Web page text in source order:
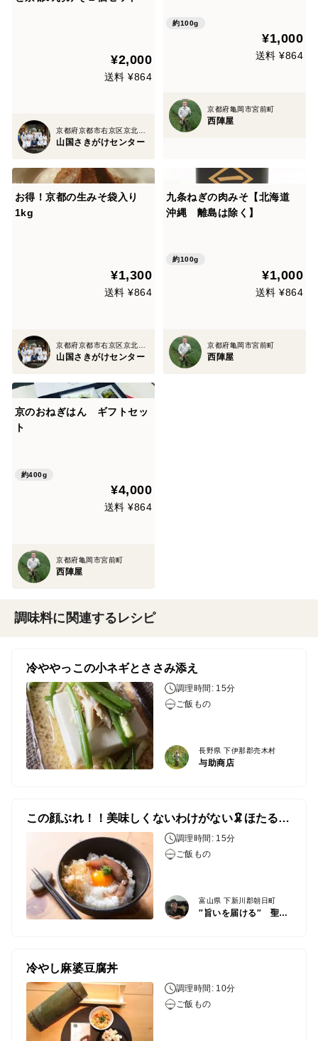
¥2,000
送料 ¥864
山国さきがけセンター
約100g
¥1,000
送料 ¥864
京都府亀岡市宮前町
西陣屋
お得！京都の生みそ袋入り
1kg
¥1,300
送料 ¥864
山国さきがけセンター
九条ねぎの肉みそ【北海道
沖縄 離島は除く】
約100g
¥1,000
送料 ¥864
京都府亀岡市宮前町
西陣屋
京のおねぎはん ギフトセッ
ト
約400g
¥4,000
送料 ¥864
京都府亀岡市宮前町
西陣屋
調味料に関連するレシピ
冷ややっこの小ネギとささみ添え
調理時間: 15分
ご飯もの
長野県 下伊那郡売木村
与助商店
この顔ぶれ！！美味しくないわけがない🦑ほたるいか沖漬け丼🦑
調理時間: 15分
ご飯もの
富山県 下新川郡朝日町
″旨いを届ける″ 聖徳丸
冷やし麻婆豆腐丼
調理時間: 10分
ご飯もの